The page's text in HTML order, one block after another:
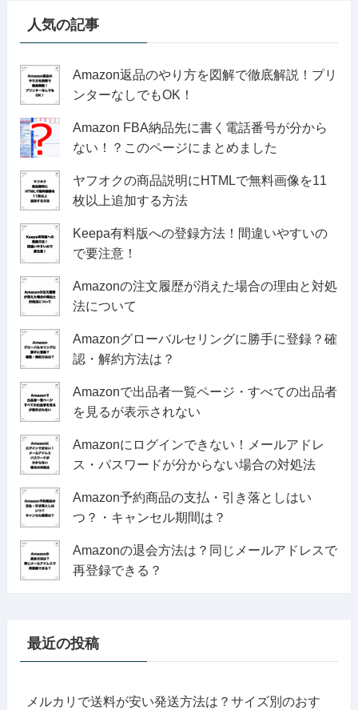
人気の記事
Amazon返品のやり方を図解で徹底解説！プリ
ンターなしでもOK！
Amazon FBA納品先に書く電話番号が分から
ない！？このページにまとめました
ヤフオクの商品説明にHTMLで無料画像を11
枚以上追加する方法
Keepa有料版への登録方法！間違いやすいの
で要注意！
Amazonの注文履歴が消えた場合の理由と対処
法について
Amazonグローバルセリングに勝手に登録？確
認・解約方法は？
Amazonで出品者一覧ページ・すべての出品者
を見るが表示されない
Amazonにログインできない！メールアドレ
ス・パスワードが分からない場合の対処法
Amazon予約商品の支払・引き落としはい
つ？・キャンセル期間は？
Amazonの退会方法は？同じメールアドレスで
再登録できる？
最近の投稿
メルカリで送料が安い発送方法は？サイズ別のおす